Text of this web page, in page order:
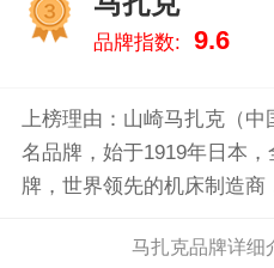
品牌指数: 9.6
上榜理由：山崎马扎克（
名品牌，始于1919年日本
牌，世界领先的机床制造
马扎克品牌详细